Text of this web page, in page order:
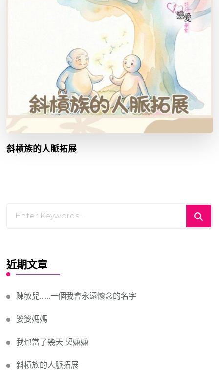
斜槓族的人脈拓展
近期文章
陳敏兒……一個我會永遠懷念的名字
婆婆媽媽
我也當了幾天 契嫲嫲
斜槓族的人脈拓展